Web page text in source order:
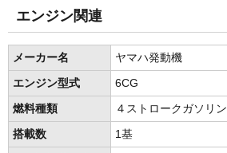
エンジン関連
メーカー名 ヤマハ発動機
エンジン型式 6CG
燃料種類 ４ストロークガソリン
搭載数 1基